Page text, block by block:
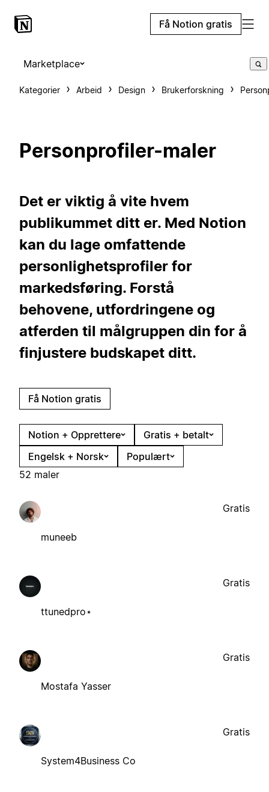
Få Notion gratis
Marketplace
Kategorier Arbeid Design Brukerforskning
Personprofiler-maler
Det er viktig å vite hvem
publikummet ditt er. Med Notion
kan du lage omfattende
personlighetsprofiler for
markedsføring. Forstå
behovene, utfordringene og
atferden til målgruppen din for å
finjustere budskapet ditt.
Få Notion gratis
Notion + Opprettere
Gratis + betalt
Engelsk + Norsk
Populært
52 maler
muneeb
Gratis
ttunedpro⋆
Gratis
Mostafa Yasser
Gratis
System4Business Co
Gratis